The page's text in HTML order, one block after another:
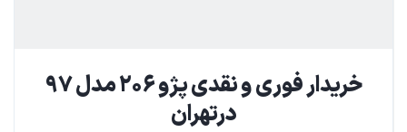
خریدار فوری و‌ نقدی پژو ۲۰۶ مدل ۹۷
در‌تهران